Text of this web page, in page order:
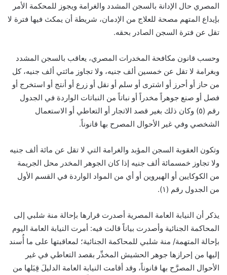
المصري حال الإدانة بالسجن المشدد والغرامة ويجوز للمحكمة الأمر
بإيداع المتهم مصحة للعلاج من الإدمان، شريطة أن يمكث فيها فترة لا
تقل عن فترة السجن الصادر بحقه.
وحسب قانون مكافحة المخدرات المصري، يعاقب بالسجن المشدد
وبغرامة لا تقل عن خمسين ألف جنيه، ولا تجاوز مائتي ألف جنيه، كل
من حاز أو أحرز أو اشترى أو سلم أو نقل أو زرع أو أنتج أو استخرج أو
فصل أو صنع جوهراً مخدراً أو نباتاً من النباتات الواردة في الجدول
رقم (٥) وكان ذلك بغير قصد الاتجار أو التعاطي أو الاستعمال
الشخصي وفي غير الأحوال المصرح بها قانوناً.
وتكون العقوبة السجن المؤبد والغرامة التي لا تقل عن مائة ألف جنيه
ولا تجاوز خمسمائة ألف جنيه إذا كان الجوهر المخدر محل الجريمة
من الكوكايين أو الهيروين أو أي من المواد الواردة في القسم الأول
من الجدول رقم (١).
يذكر أن النيابة العامة المصرية أصدرت قرارها بإحالة منة شلبي إلى
المحاكمة الجنائية وأصدرت بياناً قالت فيه: أمرت النيابة العامة اليوم
بإحالة المتهمة/ منة شلبي للمحاكمة الجنائية؛ لمعاقبتها على ما أُسند
إليها من إحرازها جوهر الحشيش المخدِّر بقصد التعاطي في غير
الأحوال المصرَّح بها قانوناً، وقد أقامت النيابة العامة الدليلَ قِبَلها من